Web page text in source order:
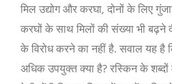
मिल उद्योग और करघा, दोनों के लिए
करघों के साथ मिलों की संख्या भी बढ़ने
के विरोध करने का नहीं है. सवाल यह है
अधिक उपयुक्त क्या है? रस्किन के शब्दों